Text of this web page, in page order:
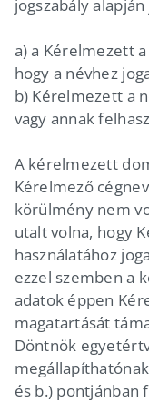
jogszabály
a) a Kérelmezett
hogy a névhez
b) Kérelmezett a
vagy annak
A kérelmezett
Kérelmező
körülmény nem
utalt volna, hogy
használatához
ezzel szemben a
adatok éppen
magatartását
Döntnök
és b.) pontjánban